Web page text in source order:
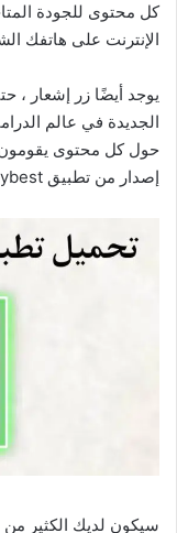
كل محتوى للجودة
الإنترنت على هاتفك
يوجد أيضًا زر إشعار ،
الجديدة في عالم
حول كل محتوى يقومون
إصدار من تطبيق egybest.
سيكون لديك الكثير من